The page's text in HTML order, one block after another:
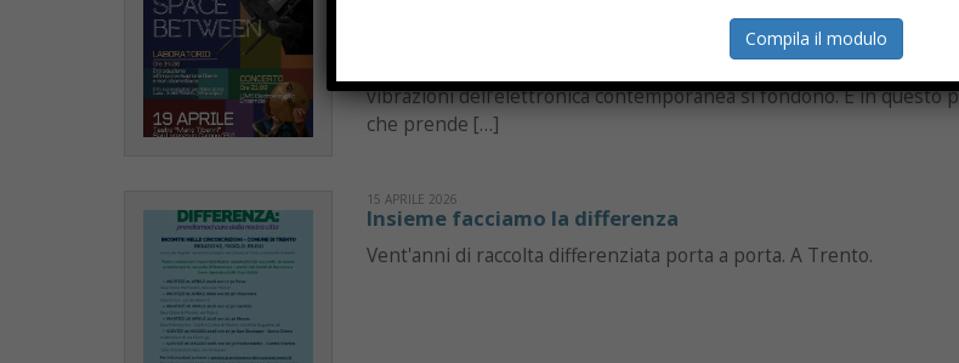
Domenica 19 aprile, il suggestivo scenario del Teatro Tiberini a
(PU) ospiterà un evento unico dedicato alla musica di ricerca e
un confine sottile, quasi invisibile, dove le pietre antiche di un
vibrazioni dell’elettronica contemporanea si fondono. È in questo
che prende […]
15 APRILE 2026
Insieme facciamo la differenza
Vent'anni di raccolta differenziata porta a porta. A Trento.
Compila il modulo